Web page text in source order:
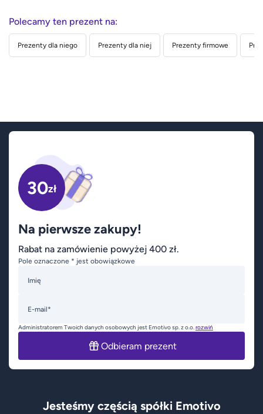
Polecamy ten prezent na:
Prezenty dla niego Prezenty dla niej Prezenty firmowe
30zł
Na pierwsze zakupy!
Rabat na zamówienie powyżej 400 zł.
Pole oznaczone * jest obowiązkowe
Imię
E-mail*
Administratorem Twoich danych osobowych jest Emotivo sp. z o.o.rozwiń
Odbieram prezent
Jesteśmy częścią spółki Emotivo